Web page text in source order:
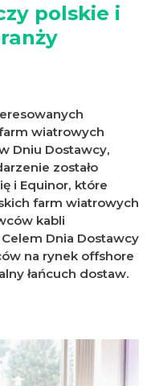
polskie i
wiatrowych
w Dniu Dostawcy,
zostało
i Equinor, które
farm wiatrowych
kabli
Dnia Dostawcy
na rynek offshore
łańcuch dostaw.